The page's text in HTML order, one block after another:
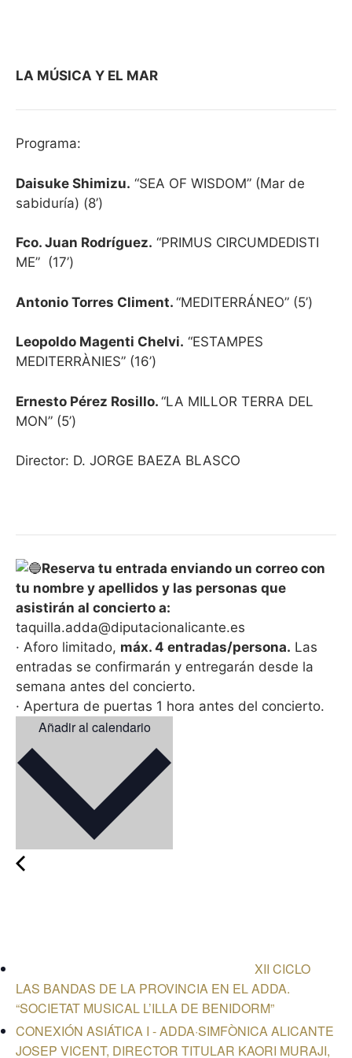
LA MÚSICA Y EL MAR
Programa:
Daisuke Shimizu. “SEA OF WISDOM” (Mar de
sabiduría) (8’)
Fco. Juan Rodríguez. “PRIMUS CIRCUMDEDISTI
ME” (17’)
Antonio Torres Climent. “MEDITERRÁNEO” (5’)
Leopoldo Magenti Chelvi. “ESTAMPES
MEDITERRÀNIES” (16’)
Ernesto Pérez Rosillo. “LA MILLOR TERRA DEL
MON” (5’)
Director: D. JORGE BAEZA BLASCO
Reserva tu entrada enviando un correo con
tu nombre y apellidos y las personas que
asistirán al concierto a:
taquilla.adda@diputacionalicante.es
· Aforo limitado, máx. 4 entradas/persona. Las
entradas se confirmarán y entregarán desde la
semana antes del concierto.
· Apertura de puertas 1 hora antes del concierto.
XII CICLO
LAS BANDAS DE LA PROVINCIA EN EL ADDA.
“SOCIETAT MUSICAL L’ILLA DE BENIDORM”
CONEXIÓN ASIÁTICA I - ADDA·SIMFÒNICA ALICANTE
JOSEP VICENT, DIRECTOR TITULAR KAORI MURAJI,